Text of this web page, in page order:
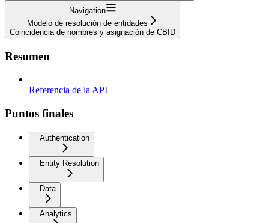
Navigation
Modelo de resolución de entidades
Coincidencia de nombres y asignación de CBID
Resumen
Referencia de la API
Puntos finales
Authentication
Entity Resolution
Data
Analytics